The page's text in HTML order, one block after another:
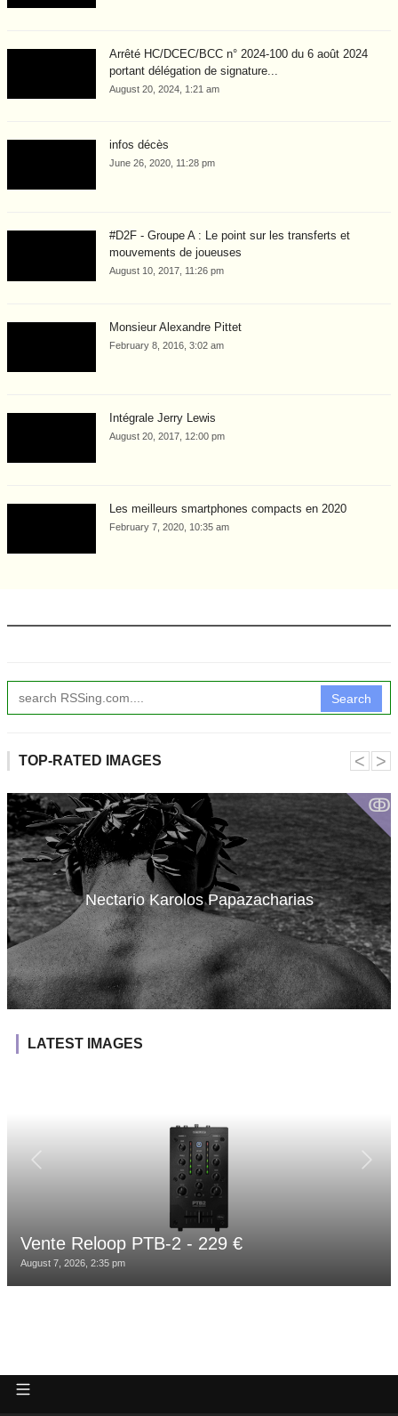
Arrêté HC/DCEC/BCC n° 2024-100 du 6 août 2024
portant délégation de signature...
August 20, 2024, 1:21 am
infos décès
June 26, 2020, 11:28 pm
#D2F - Groupe A : Le point sur les transferts et
mouvements de joueuses
August 10, 2017, 11:26 pm
Monsieur Alexandre Pittet
February 8, 2016, 3:02 am
Intégrale Jerry Lewis
August 20, 2017, 12:00 pm
Les meilleurs smartphones compacts en 2020
February 7, 2020, 10:35 am
Search
TOP-RATED IMAGES
ↂ
Nectario Karolos Papazacharias
˂ ˃
LATEST IMAGES
Vente Reloop PTB-2 - 229 €
August 7, 2026, 2:35 pm